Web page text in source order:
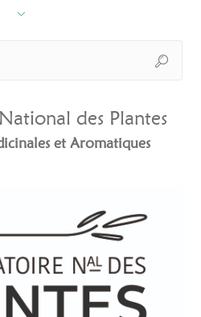
des Plantes
et Aromatiques